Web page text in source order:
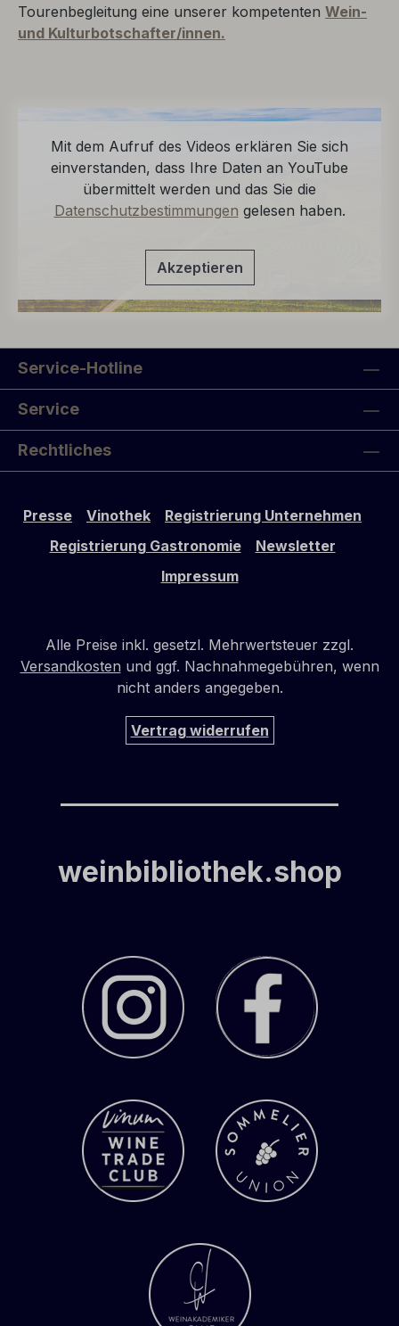
Tourenbegleitung eine unserer kompetenten Wein-
und Kulturbotschafter/innen.
Mit dem Aufruf des Videos erklären Sie sich
einverstanden, dass Ihre Daten an YouTube
übermittelt werden und das Sie die
Datenschutzbestimmungen gelesen haben.
Akzeptieren
Service-Hotline
Service
Rechtliches
Presse Vinothek
Registrierung Unternehmen
Registrierung Gastronomie
Newsletter
Impressum
Alle Preise inkl. gesetzl. Mehrwertsteuer zzgl.
Versandkosten und ggf. Nachnahmegebühren, wenn
nicht anders angegeben.
Vertrag widerrufen
weinbibliothek.shop